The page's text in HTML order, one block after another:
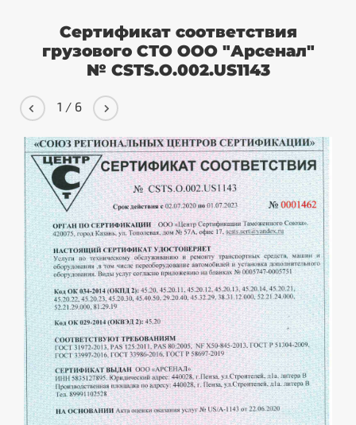
Сертификат соответствия
грузового СТО ООО "Арсенал"
№ CSTS.O.002.US1143
1 / 6